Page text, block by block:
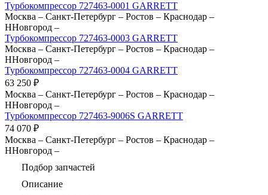
Турбокомпрессор 727463-0001 GARRETT
Москва – Санкт-Петербург – Ростов – Краснодар –
ННовгород –
Турбокомпрессор 727463-0003 GARRETT
Москва – Санкт-Петербург – Ростов – Краснодар –
ННовгород –
Турбокомпрессор 727463-0004 GARRETT
63 250 ₽
Москва – Санкт-Петербург – Ростов – Краснодар –
ННовгород –
Турбокомпрессор 727463-9006S GARRETT
74 070 ₽
Москва – Санкт-Петербург – Ростов – Краснодар –
ННовгород –
Подбор запчастей
Описание